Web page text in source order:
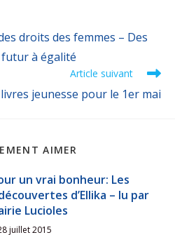
droits des femmes – Des
à égalité
Article suivant
jeunesse pour le 1er mai
AIMER
un vrai bonheur: Les
d’Ellika – lu par
Lucioles
juillet 2015